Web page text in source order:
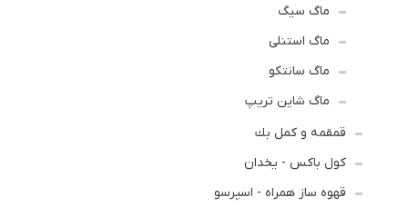
ماگ سیگ
ماگ استنلی
ماگ سانتکو
ماگ شاین تریپ
قمقمه و كمل بك
کول باکس - یخدان
قهوه ساز همراه - اسپرسو